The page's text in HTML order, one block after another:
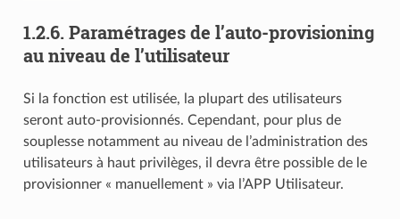
1.2.6. Paramétrages de l’auto-provisioning
au niveau de l’utilisateur
Si la fonction est utilisée, la plupart des utilisateurs
seront auto-provisionnés. Cependant, pour plus de
souplesse notamment au niveau de l’administration des
utilisateurs à haut privilèges, il devra être possible de le
provisionner « manuellement » via l’APP Utilisateur.